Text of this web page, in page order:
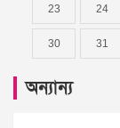
23 24
30 31
অন্যান্য